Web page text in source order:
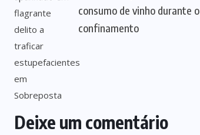
consumo de vinho durante o
confinamento
Deixe um comentário